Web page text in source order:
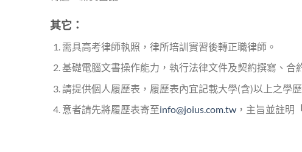
其它：
需具高考律師執照，律所培訓實習後轉正職律師。
基礎電腦文書操作能力，執行法律文件及契約撰寫、合
請提供個人履歷表，履歷表內宜記載大學(含)以上之學
意者請先將履歷表寄至info@joius.com.tw ，主旨並註明